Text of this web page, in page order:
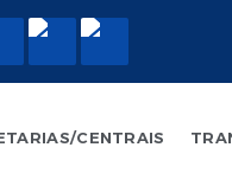
CENTRAIS